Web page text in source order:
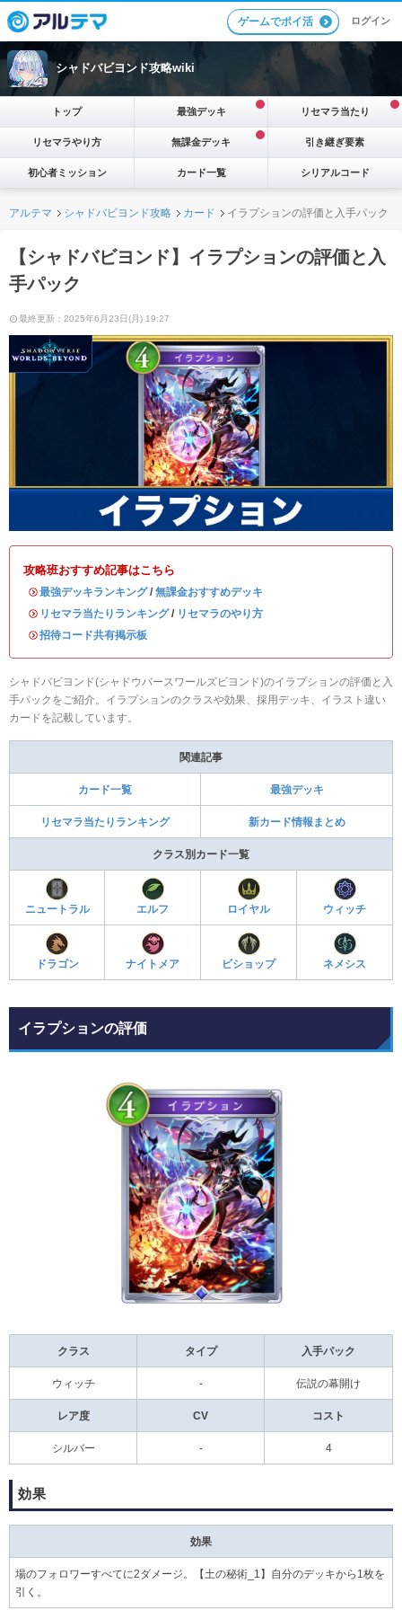
ゲームでポイ活 ログイン
シャドバビヨンド攻略wiki
トップ 最強デッキ リセマラ当たり
リセマラやり方 無課金デッキ 引き継ぎ要素
初心者ミッション カード一覧 シリアルコード
アルテマ シャドバビヨンド攻略 カード イラプションの評価と入手パック
【シャドバビヨンド】イラプションの評価と入
手パック
最終更新：2025年6月23日(月) 19:27
攻略班おすすめ記事はこちら
・最強デッキランキング/ 無課金おすすめデッキ
・ リセマラ当たりランキング/ リセマラのやり方
・招待コード共有掲示板
シャドバビヨンド(シャドウバースワールズビヨンド)のイラプションの評価と入
手パックをご紹介。イラプションのクラスや効果、採用デッキ、イラスト違い
カードを記載しています。
関連記事
カード一覧 最強デッキ
リセマラ当たりランキング 新カード情報まとめ
クラス別カード一覧
ニュートラル エルフ ロイヤル ウィッチ
ドラゴン ナイトメア ビショップ ネメシス
イラプションの評価
クラス タイプ 入手パック
ウィッチ - 伝説の幕開け
レア度 CV コスト
シルバー - 4
効果
効果
場のフォロワーすべてに2ダメージ。【 土の秘術 _1】自分のデッキから1枚を
引く。